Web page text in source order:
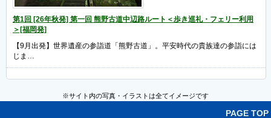
第1回 [26年秋発] 第一回 熊野古道中辺路ルート＜歩き巡礼・フェリー利用
＞[福岡発]
【9月出発】世界遺産の参詣道「熊野古道」。平安時代の貴族達の参詣には
じま…
PAGE TOP
※サイト内の写真・イラストは全てイメージです